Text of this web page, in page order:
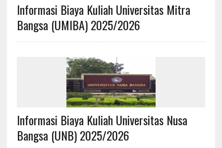
Informasi Biaya Kuliah Universitas Mitra
Bangsa (UMIBA) 2025/2026
Informasi Biaya Kuliah Universitas Nusa
Bangsa (UNB) 2025/2026